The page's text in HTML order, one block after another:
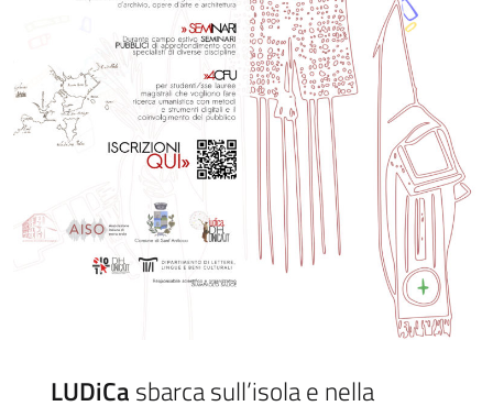
LUDiCa sbarca sull’isola e nella